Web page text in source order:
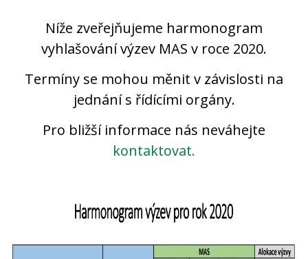
Níže zveřejňujeme harmonogram
vyhlašování výzev MAS v roce 2020.
Termíny se mohou měnit v závislosti na
jednání s řídícími orgány.
Pro bližší informace nás neváhejte
kontaktovat.